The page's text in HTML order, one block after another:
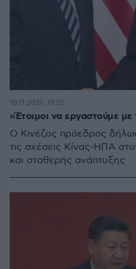
«Έτοιμοι να εργαστούμε
Ο Κινέζος πρόεδρος
τις σχέσεις Κίνας-ΗΠΑ
και σταθερής ανάπτυξης
10.11.2021, 19:55